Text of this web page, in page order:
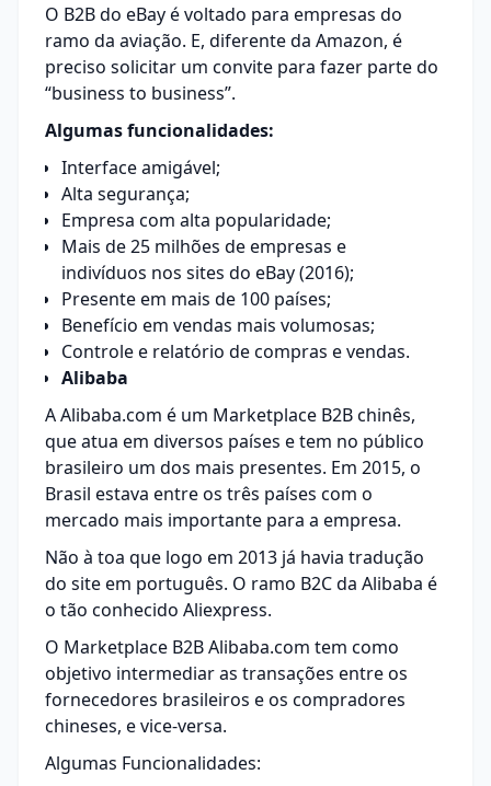
O B2B do eBay é voltado para empresas do
ramo da aviação. E, diferente da Amazon, é
preciso solicitar um convite para fazer parte do
“business to business”.
Algumas funcionalidades:
Interface amigável;
Alta segurança;
Empresa com alta popularidade;
Mais de 25 milhões de empresas e
indivíduos nos sites do eBay (2016);
Presente em mais de 100 países;
Benefício em vendas mais volumosas;
Controle e relatório de compras e vendas.
Alibaba
A Alibaba.com é um Marketplace B2B chinês,
que atua em diversos países e tem no público
brasileiro um dos mais presentes. Em 2015, o
Brasil estava entre os três países com o
mercado mais importante para a empresa.
Não à toa que logo em 2013 já havia tradução
do site em português. O ramo B2C da Alibaba é
o tão conhecido Aliexpress.
O Marketplace B2B Alibaba.com tem como
objetivo intermediar as transações entre os
fornecedores brasileiros e os compradores
chineses, e vice-versa.
Algumas Funcionalidades: